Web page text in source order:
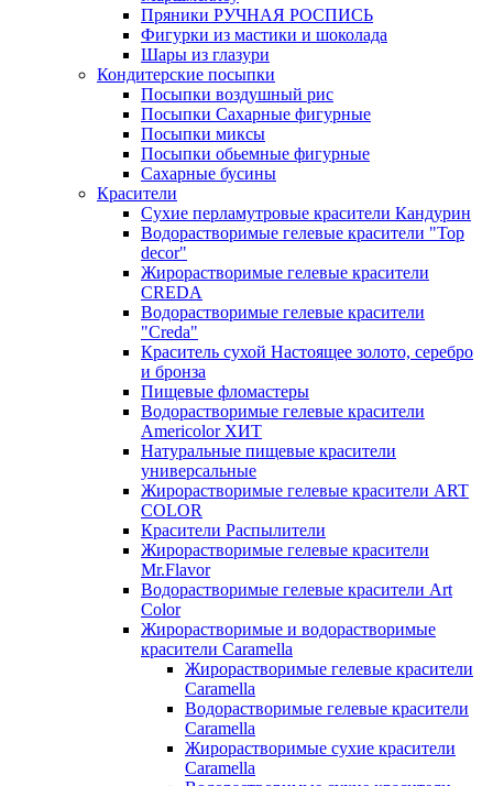
Пряники РУЧНАЯ РОСПИСЬ
Фигурки из мастики и шоколада
Шары из глазури
Кондитерские посыпки
Посыпки воздушный рис
Посыпки Сахарные фигурные
Посыпки миксы
Посыпки обьемные фигурные
Сахарные бусины
Красители
Сухие перламутровые красители Кандурин
Водорастворимые гелевые красители "Top
decor"
Жирорастворимые гелевые красители
CREDA
Водорастворимые гелевые красители
"Creda"
Краситель сухой Настоящее золото, серебро
и бронза
Пищевые фломастеры
Водорастворимые гелевые красители
Americolor ХИТ
Натуральные пищевые красители
универсальные
Жирорастворимые гелевые красители ART
COLOR
Красители Распылители
Жирорастворимые гелевые красители
Mr.Flavor
Водорастворимые гелевые красители Art
Color
Жирорастворимые и водорастворимые
красители Caramella
Жирорастворимые гелевые красители
Caramella
Водорастворимые гелевые красители
Caramella
Жирорастворимые сухие красители
Caramella